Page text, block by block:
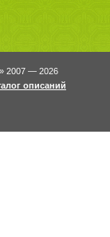
2007 — 2026
описаний